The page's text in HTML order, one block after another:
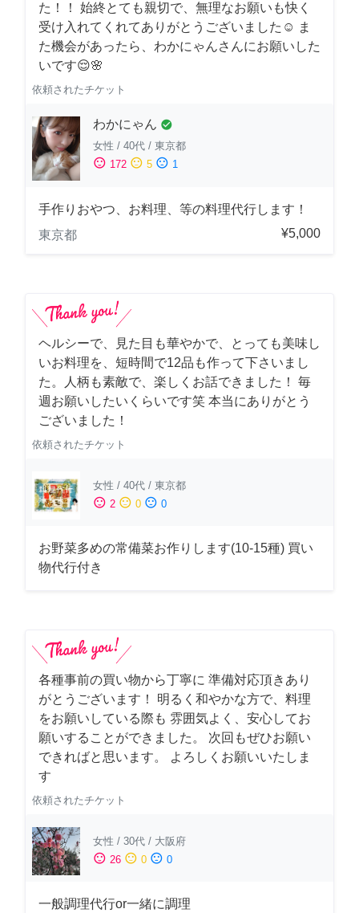
た！！ 始終とても親切で、無理なお願いも快く
受け入れてくれてありがとうございました☺️ ま
た機会があったら、わかにゃんさんにお願いした
いです😌🌸
依頼されたチケット
わかにゃん check_circle
女性 / 40代 / 東京都
sentiment_satisfied 172 sentiment_neutral 5 sentiment_dissatisfied 1
手作りおやつ、お料理、等の料理代行します！
東京都
¥5,000
ヘルシーで、見た目も華やかで、とっても美味し
いお料理を、短時間で12品も作って下さいまし
た。人柄も素敵で、楽しくお話できました！ 毎
週お願いしたいくらいです笑 本当にありがとう
ございました！
依頼されたチケット
女性 / 40代 / 東京都
sentiment_satisfied 2 sentiment_neutral 0 sentiment_dissatisfied 0
お野菜多めの常備菜お作りします(10-15種) 買い
物代行付き
各種事前の買い物から丁寧に 準備対応頂きあり
がとうございます！ 明るく和やかな方で、料理
をお願いしている際も 雰囲気よく、安心してお
願いすることができました。 次回もぜひお願い
できればと思います。 よろしくお願いいたしま
す
依頼されたチケット
女性 / 30代 / 大阪府
sentiment_satisfied 26 sentiment_neutral 0 sentiment_dissatisfied 0
一般調理代行or一緒に調理